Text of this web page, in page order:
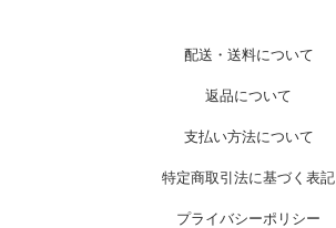
配送・送料について
返品について
支払い方法について
特定商取引法に基づく表記
プライバシーポリシー